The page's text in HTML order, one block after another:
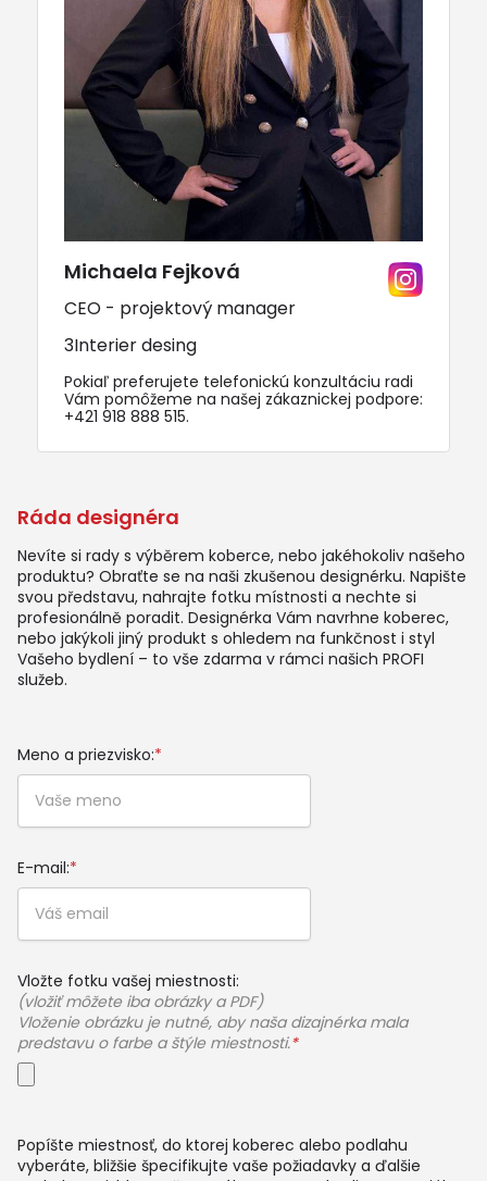
Ráda designéra
Nevíte si rady s výběrem koberce, nebo jakéhokoliv našeho
produktu? Obraťte se na naši zkušenou designérku. Napište
svou představu, nahrajte fotku místnosti a nechte si
profesionálně poradit. Designérka Vám navrhne koberec,
nebo jakýkoli jiný produkt s ohledem na funkčnost i styl
Vašeho bydlení – to vše zdarma v rámci našich PROFI
služeb.
Meno a priezvisko:*
E-mail:*
Vložte fotku vašej miestnosti:
(vložiť môžete iba obrázky a PDF)
Vloženie obrázku je nutné, aby naša dizajnérka mala
predstavu o farbe a štýle miestnosti.*
Popíšte miestnosť, do ktorej koberec alebo podlahu
vyberáte, bližšie špecifikujte vaše požiadavky a ďalšie
Michaela Fejková
CEO - projektový manager
3Interier desing
Pokiaľ preferujete telefonickú konzultáciu radi
Vám pomôžeme na našej zákaznickej podpore:
+421 918 888 515.